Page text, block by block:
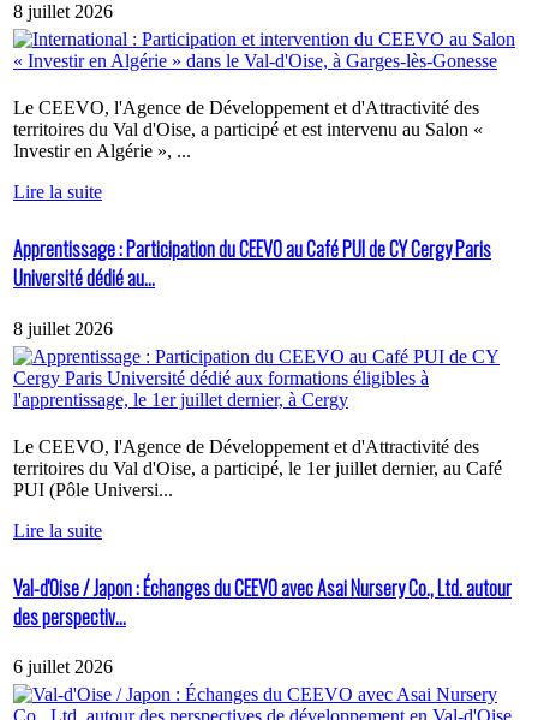
8 juillet 2026
Le CEEVO, l'Agence de Développement et d'Attractivité des
territoires du Val d'Oise, a participé et est intervenu au Salon «
Investir en Algérie », ...
Lire la suite
Apprentissage : Participation du CEEVO au Café PUI de CY Cergy Paris
Université dédié au...
8 juillet 2026
Le CEEVO, l'Agence de Développement et d'Attractivité des
territoires du Val d'Oise, a participé, le 1er juillet dernier, au Café
PUI (Pôle Universi...
Lire la suite
Val-d'Oise / Japon : Échanges du CEEVO avec Asai Nursery Co., Ltd. autour
des perspectiv...
6 juillet 2026